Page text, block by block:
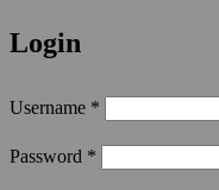
Login
Username *
Password *